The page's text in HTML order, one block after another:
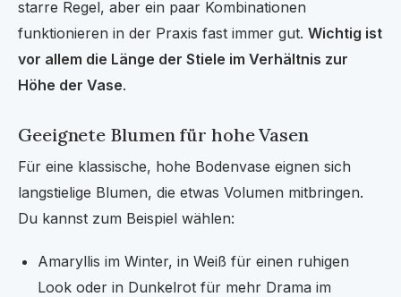
starre Regel, aber ein paar Kombinationen
funktionieren in der Praxis fast immer gut. Wichtig ist
vor allem die Länge der Stiele im Verhältnis zur
Höhe der Vase.
Geeignete Blumen für hohe Vasen
Für eine klassische, hohe Bodenvase eignen sich
langstielige Blumen, die etwas Volumen mitbringen.
Du kannst zum Beispiel wählen:
Amaryllis im Winter, in Weiß für einen ruhigen
Look oder in Dunkelrot für mehr Drama im